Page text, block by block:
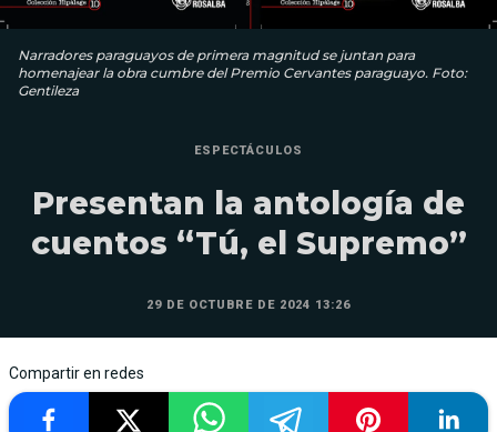
Narradores paraguayos de primera magnitud se juntan para
homenajear la obra cumbre del Premio Cervantes paraguayo. Foto:
Gentileza
ESPECTÁCULOS
Presentan la antología de
cuentos “Tú, el Supremo”
29 DE OCTUBRE DE 2024 13:26
Compartir en redes